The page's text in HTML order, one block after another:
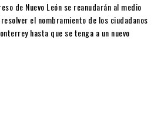
de Nuevo León se reanudarán al medio
el nombramiento de los ciudadanos
hasta que se tenga a un nuevo